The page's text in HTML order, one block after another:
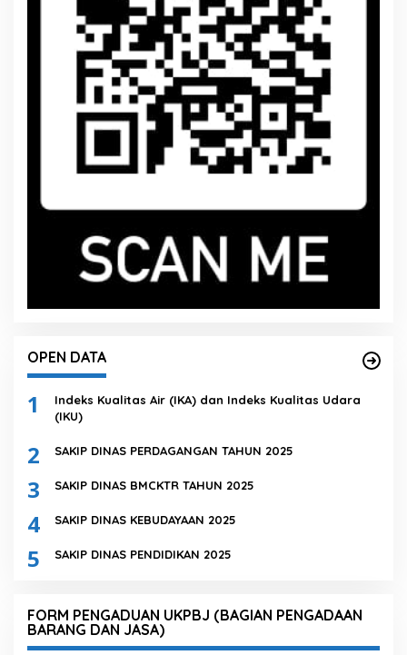
OPEN DATA
1
Indeks Kualitas Air (IKA) dan Indeks Kualitas Udara
(IKU)
2 SAKIP DINAS PERDAGANGAN TAHUN 2025
3 SAKIP DINAS BMCKTR TAHUN 2025
4 SAKIP DINAS KEBUDAYAAN 2025
5 SAKIP DINAS PENDIDIKAN 2025
FORM PENGADUAN UKPBJ (BAGIAN PENGADAAN
BARANG DAN JASA)